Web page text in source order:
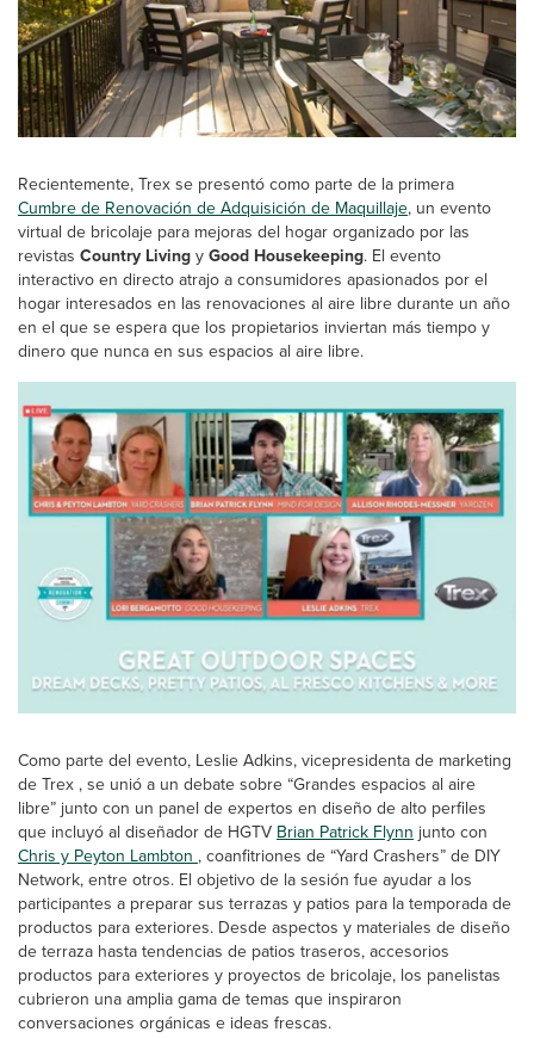
Recientemente, Trex se presentó como parte de la primera
Cumbre de Renovación de Adquisición de Maquillaje, un evento
virtual de bricolaje para mejoras del hogar organizado por las
revistas Country LivingyGood Housekeeping. El evento
interactivo en directo atrajo a consumidores apasionados por el
hogar interesados en las renovaciones al aire libre durante un año
en el que se espera que los propietarios inviertan más tiempo y
dinero que nunca en sus espacios al aire libre.
Como parte del evento, Leslie Adkins, vicepresidenta de marketing
de Trex , se unió a un debate sobre “Grandes espacios al aire
libre” junto con un panel de expertos en diseño de alto perfiles
que incluyó al diseñador de HGTVBrian Patrick Flynnjunto con
Chris y Peyton Lambton, coanfitriones de “Yard Crashers” de DIY
Network, entre otros. El objetivo de la sesión fue ayudar a los
participantes a preparar sus terrazas y patios para la temporada de
productos para exteriores. Desde aspectos y materiales de diseño
de terraza hasta tendencias de patios traseros, accesorios
productos para exteriores y proyectos de bricolaje, los panelistas
cubrieron una amplia gama de temas que inspiraron
conversaciones orgánicas e ideas frescas.